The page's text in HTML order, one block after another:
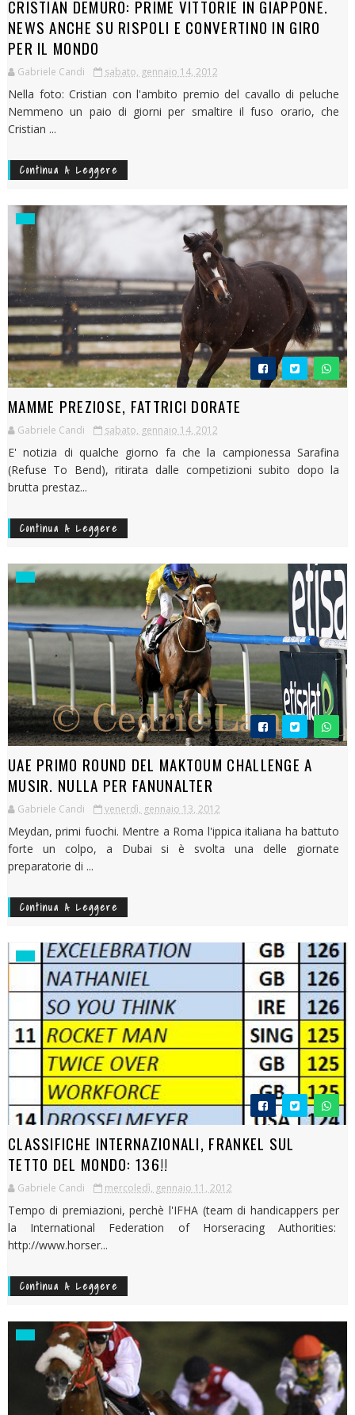
CRISTIAN DEMURO: PRIME VITTORIE IN GIAPPONE.
NEWS ANCHE SU RISPOLI E CONVERTINO IN GIRO
PER IL MONDO
Gabriele Candi sabato, gennaio 14, 2012
Nella foto: Cristian con l'ambito premio del cavallo di peluche
Nemmeno un paio di giorni per smaltire il fuso orario, che
Cristian ...
Continua A Leggere
MAMME PREZIOSE, FATTRICI DORATE
Gabriele Candi sabato, gennaio 14, 2012
E' notizia di qualche giorno fa che la campionessa Sarafina
(Refuse To Bend), ritirata dalle competizioni subito dopo la
brutta prestaz...
Continua A Leggere
UAE PRIMO ROUND DEL MAKTOUM CHALLENGE A
MUSIR. NULLA PER FANUNALTER
Gabriele Candi venerdì, gennaio 13, 2012
Meydan, primi fuochi. Mentre a Roma l'ippica italiana ha battuto
forte un colpo, a Dubai si è svolta una delle giornate
preparatorie di ...
Continua A Leggere
CLASSIFICHE INTERNAZIONALI, FRANKEL SUL
TETTO DEL MONDO: 136!!
Gabriele Candi mercoledì, gennaio 11, 2012
Tempo di premiazioni, perchè l'IFHA (team di handicappers per
la International Federation of Horseracing Authorities:
http://www.horser...
Continua A Leggere